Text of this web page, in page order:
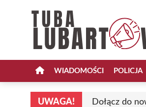
WIADOMOŚCI POLICJA
UWAGA! Dołącz do